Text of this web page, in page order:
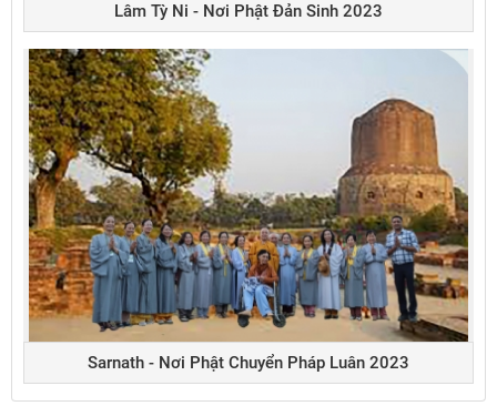
Lâm Tỳ Ni - Nơi Phật Đản Sinh 2023
Sarnath - Nơi Phật Chuyển Pháp Luân 2023